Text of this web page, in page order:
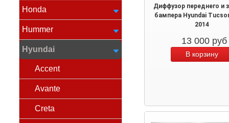
Honda
Hummer
Hyundai
Accent
Avante
Creta
Диффузор переднего и
бампера Hyundai
2014
13 000 руб